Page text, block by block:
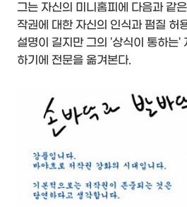
그는 자신의 미니홈피에 다음과 같
작권에 대한 자신의 인식과 펌질 허
설명이 길지만 그의 '상식이 통하는'
하기에 전문을 옮겨본다.